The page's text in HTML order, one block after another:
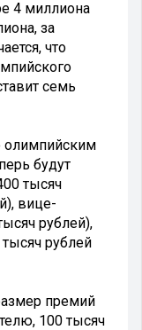
4 миллиона
за
что
семь
олимпийским
будут
тысяч
вице-
рублей),
рублей
премий
100 тысяч